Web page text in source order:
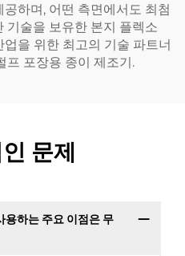
하며, 어떤 측면에서도 최첨
기술을 보유한 본지 플렉소
을 위한 최고의 기술 파트너
프 포장용 종이 제조기.
문제
용하는 주요 이점은 무